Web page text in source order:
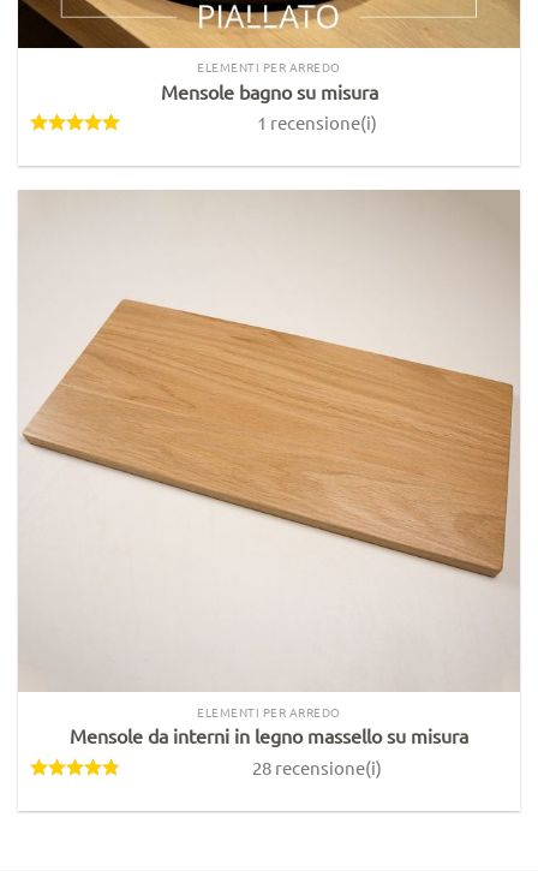
ELEMENTI PER ARREDO
Mensole bagno su misura
1 recensione(i)
ELEMENTI PER ARREDO
Mensole da interni in legno massello su misura
28 recensione(i)